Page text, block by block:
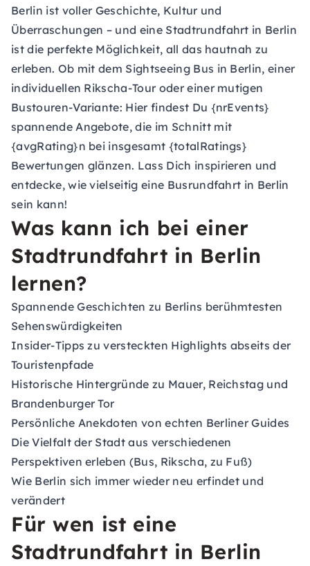
Berlin ist voller Geschichte, Kultur und
Überraschungen – und eine Stadtrundfahrt in Berlin
ist die perfekte Möglichkeit, all das hautnah zu
erleben. Ob mit dem Sightseeing Bus in Berlin, einer
individuellen Rikscha-Tour oder einer mutigen
Bustouren-Variante: Hier findest Du {nrEvents}
spannende Angebote, die im Schnitt mit
{avgRating}n bei insgesamt {totalRatings}
Bewertungen glänzen. Lass Dich inspirieren und
entdecke, wie vielseitig eine Busrundfahrt in Berlin
sein kann!
Was kann ich bei einer
Stadtrundfahrt in Berlin
lernen?
Spannende Geschichten zu Berlins berühmtesten
Sehenswürdigkeiten
Insider-Tipps zu versteckten Highlights abseits der
Touristenpfade
Historische Hintergründe zu Mauer, Reichstag und
Brandenburger Tor
Persönliche Anekdoten von echten Berliner Guides
Die Vielfalt der Stadt aus verschiedenen
Perspektiven erleben (Bus, Rikscha, zu Fuß)
Wie Berlin sich immer wieder neu erfindet und
verändert
Für wen ist eine
Stadtrundfahrt in Berlin